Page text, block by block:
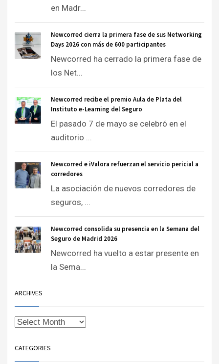
en Madr...
Newcorred cierra la primera fase de sus Networking
Days 2026 con más de 600 participantes
Newcorred ha cerrado la primera fase de
los Net...
Newcorred recibe el premio Aula de Plata del
Instituto e-Learning del Seguro
El pasado 7 de mayo se celebró en el
auditorio ...
Newcorred e iValora refuerzan el servicio pericial a
corredores
La asociación de nuevos corredores de
seguros, ...
Newcorred consolida su presencia en la Semana del
Seguro de Madrid 2026
Newcorred ha vuelto a estar presente en
la Sema...
ARCHIVES
CATEGORIES